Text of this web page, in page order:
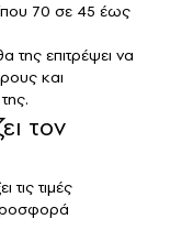
70 σε 45 έως
της επιτρέψει να
και
τον
τιμές